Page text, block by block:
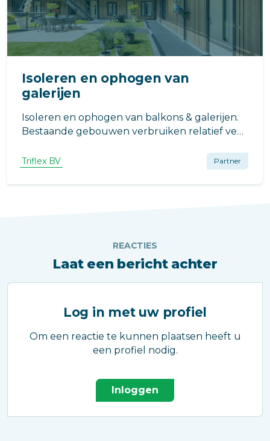
Isoleren en ophogen van
galerijen
Isoleren en ophogen van balkons & galerijen.
Bestaande gebouwen verbruiken relatief veel
Wanneer u besluit om over te gaan tot een
duurzame renovatie, valt er op dit gebied veel
winst te behalen.
Triflex BV Partner
REACTIES
Laat een bericht achter
Log in met uw profiel
Om een reactie te kunnen plaatsen heeft u
een profiel nodig.
Inloggen